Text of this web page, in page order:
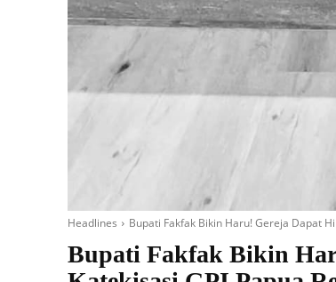
Headlines Bupati Fakfak Bikin Haru! Gereja Dapat
Bupati Fakfak Bikin